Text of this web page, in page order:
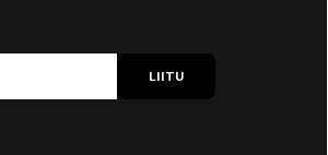
LIITU